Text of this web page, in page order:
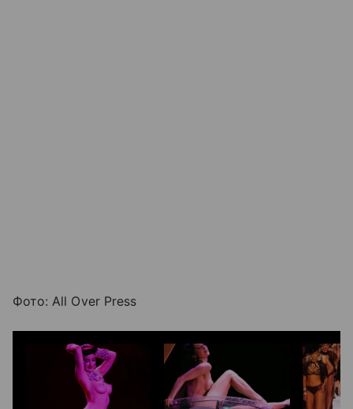
Фото: All Over Press